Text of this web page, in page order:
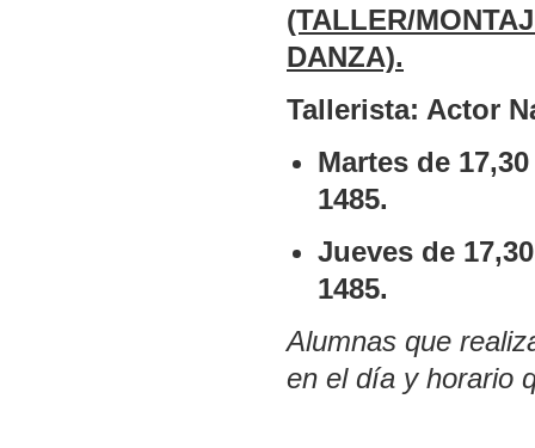
(TALLER/
DANZA).
Tallerista: Actor
Martes de
1485.
Jueves de
1485.
Alumnas que
en el día y horario